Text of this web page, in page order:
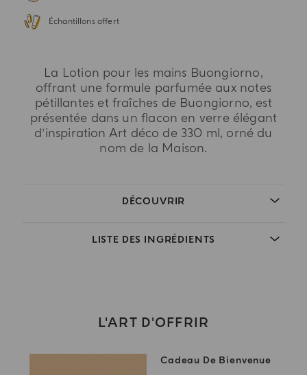
Échantillons offert
La Lotion pour les mains Buongiorno,
offrant une formule parfumée aux notes
pétillantes et fraîches de Buongiorno, est
présentée dans un flacon en verre élégant
d’inspiration Art déco de 330 ml, orné du
nom de la Maison.
DÉCOUVRIR
LISTE DES INGRÉDIENTS
L'ART D'OFFRIR
Cadeau De Bienvenue